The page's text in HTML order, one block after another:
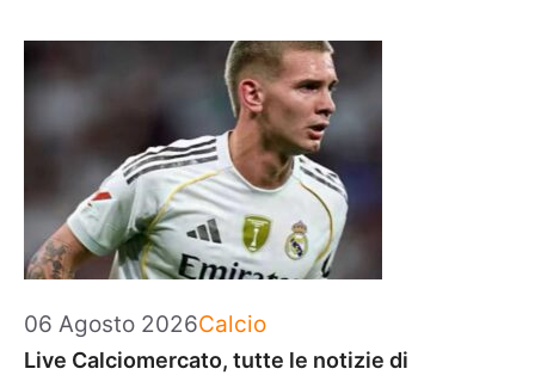
06 Agosto 2026Categorie
Calcio
Live Calciomercato, tutte le notizie di